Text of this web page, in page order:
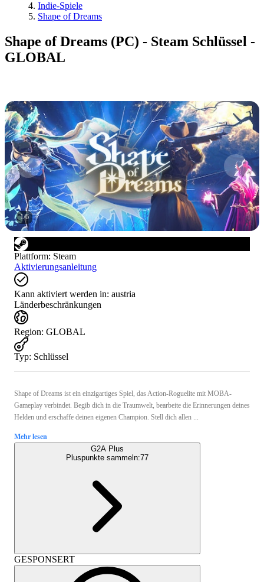
Indie-Spiele
Shape of Dreams
Shape of Dreams (PC) - Steam Schlüssel -
GLOBAL
1/6
Plattform: Steam
Aktivierungsanleitung
Kann aktiviert werden in: austria
Länderbeschränkungen
Region: GLOBAL
Typ: Schlüssel
Shape of Dreams ist ein einzigartiges Spiel, das Action-Roguelite mit MOBA-
Gameplay verbindet. Begib dich in die Traumwelt, bearbeite die Erinnerungen deines
Helden und erschaffe deinen eigenen Champion. Stell dich allen ...
Mehr lesen
G2A Plus
Pluspunkte sammeln:77
GESPONSERT